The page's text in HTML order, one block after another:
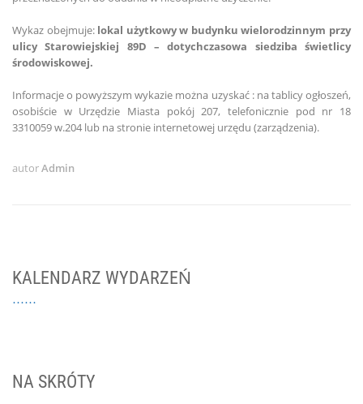
Wykaz obejmuje: lokal użytkowy w budynku wielorodzinnym przy
ulicy Starowiejskiej 89D – dotychczasowa siedziba świetlicy
środowiskowej.
Informacje o powyższym wykazie można uzyskać : na tablicy ogłoszeń,
osobiście w Urzędzie Miasta pokój 207, telefonicznie pod nr 18
3310059 w.204 lub na stronie internetowej urzędu (zarządzenia).
autorAdmin
KALENDARZ WYDARZEŃ
NA SKRÓTY